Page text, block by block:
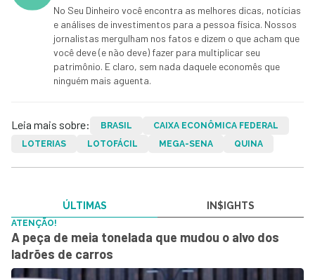
No Seu Dinheiro você encontra as melhores dicas, notícias
e análises de investimentos para a pessoa física. Nossos
jornalistas mergulham nos fatos e dizem o que acham que
você deve (e não deve) fazer para multiplicar seu
patrimônio. E claro, sem nada daquele economês que
ninguém mais aguenta.
Leia mais sobre: BRASIL
CAIXA ECONÔMICA FEDERAL
LOTERIAS
LOTOFÁCIL MEGA-SENA QUINA
ÚLTIMAS IN$IGHTS
ATENÇÃO!
A peça de meia tonelada que mudou o alvo dos
ladrões de carros